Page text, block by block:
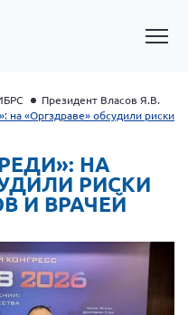
Президент Власов Я.В.
на «Оргздраве» обсудили риски
НА
РИСКИ
И ВРАЧЕЙ